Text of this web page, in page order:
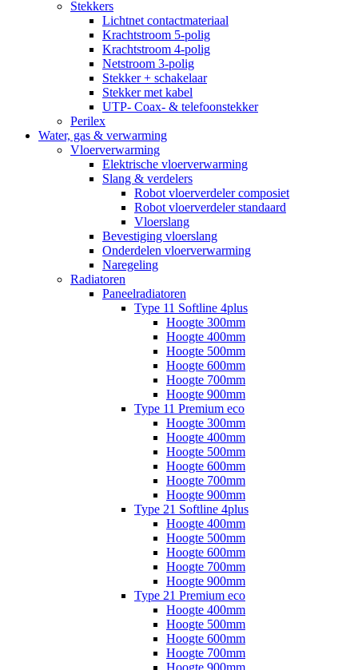
Stekkers
Lichtnet contactmateriaal
Krachtstroom 5-polig
Krachtstroom 4-polig
Netstroom 3-polig
Stekker + schakelaar
Stekker met kabel
UTP- Coax- & telefoonstekker
Perilex
Water, gas & verwarming
Vloerverwarming
Elektrische vloerverwarming
Slang & verdelers
Robot vloerverdeler composiet
Robot vloerverdeler standaard
Vloerslang
Bevestiging vloerslang
Onderdelen vloerverwarming
Naregeling
Radiatoren
Paneelradiatoren
Type 11 Softline 4plus
Hoogte 300mm
Hoogte 400mm
Hoogte 500mm
Hoogte 600mm
Hoogte 700mm
Hoogte 900mm
Type 11 Premium eco
Hoogte 300mm
Hoogte 400mm
Hoogte 500mm
Hoogte 600mm
Hoogte 700mm
Hoogte 900mm
Type 21 Softline 4plus
Hoogte 400mm
Hoogte 500mm
Hoogte 600mm
Hoogte 700mm
Hoogte 900mm
Type 21 Premium eco
Hoogte 400mm
Hoogte 500mm
Hoogte 600mm
Hoogte 700mm
Hoogte 900mm